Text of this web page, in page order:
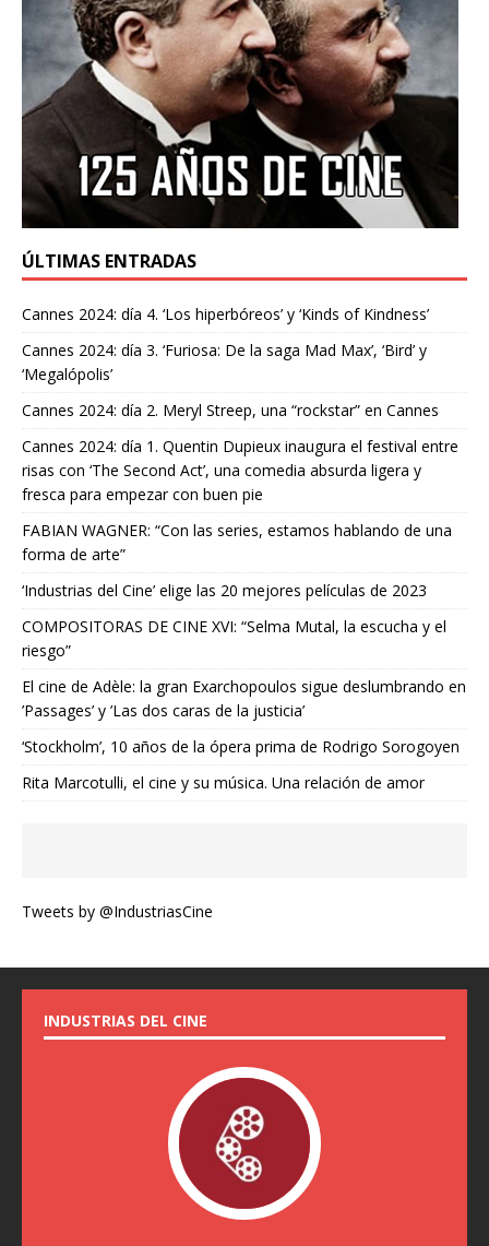
ÚLTIMAS ENTRADAS
Cannes 2024: día 4. ‘Los hiperbóreos’ y ‘Kinds of Kindness’
Cannes 2024: día 3. ‘Furiosa: De la saga Mad Max’, ‘Bird’ y
‘Megalópolis’
Cannes 2024: día 2. Meryl Streep, una “rockstar” en Cannes
Cannes 2024: día 1. Quentin Dupieux inaugura el festival entre
risas con ‘The Second Act’, una comedia absurda ligera y
fresca para empezar con buen pie
FABIAN WAGNER: “Con las series, estamos hablando de una
forma de arte”
‘Industrias del Cine’ elige las 20 mejores películas de 2023
COMPOSITORAS DE CINE XVI: “Selma Mutal, la escucha y el
riesgo”
El cine de Adèle: la gran Exarchopoulos sigue deslumbrando en
’Passages’ y ’Las dos caras de la justicia’
‘Stockholm’, 10 años de la ópera prima de Rodrigo Sorogoyen
Rita Marcotulli, el cine y su música. Una relación de amor
Tweets by @IndustriasCine
INDUSTRIAS DEL CINE